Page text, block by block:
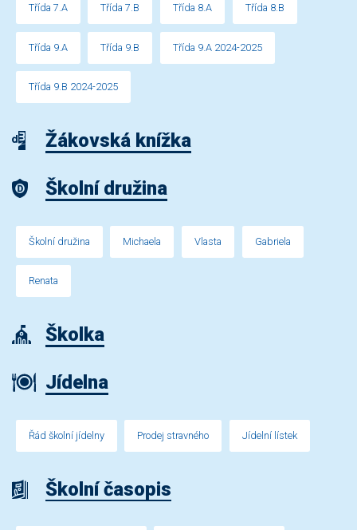
Třída 7.A Třída 7.B Třída 8.A Třída 8.B
Třída 9.A Třída 9.B Třída 9.A 2024-2025
Třída 9.B 2024-2025
Žákovská knížka
Školní družina
Školní družina Michaela Vlasta Gabriela
Renata
Školka
Jídelna
Řád školní jídelny Prodej stravného Jídelní lístek
Školní časopis